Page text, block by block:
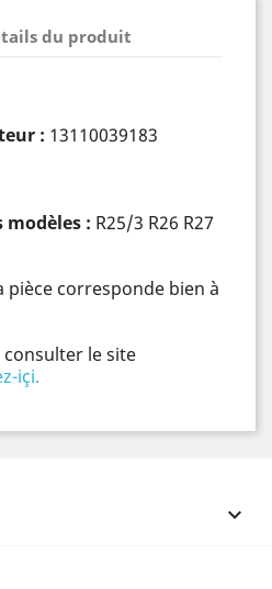
du produit
: 13110039183
modèles : R25/3 R26 R27
corresponde bien à
le site
içi.
